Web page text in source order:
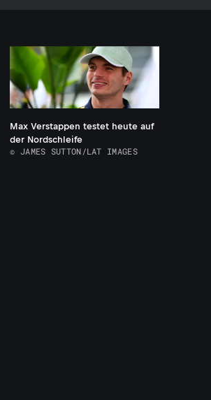
Max Verstappen testet heute auf
der Nordschleife
© JAMES SUTTON/LAT IMAGES